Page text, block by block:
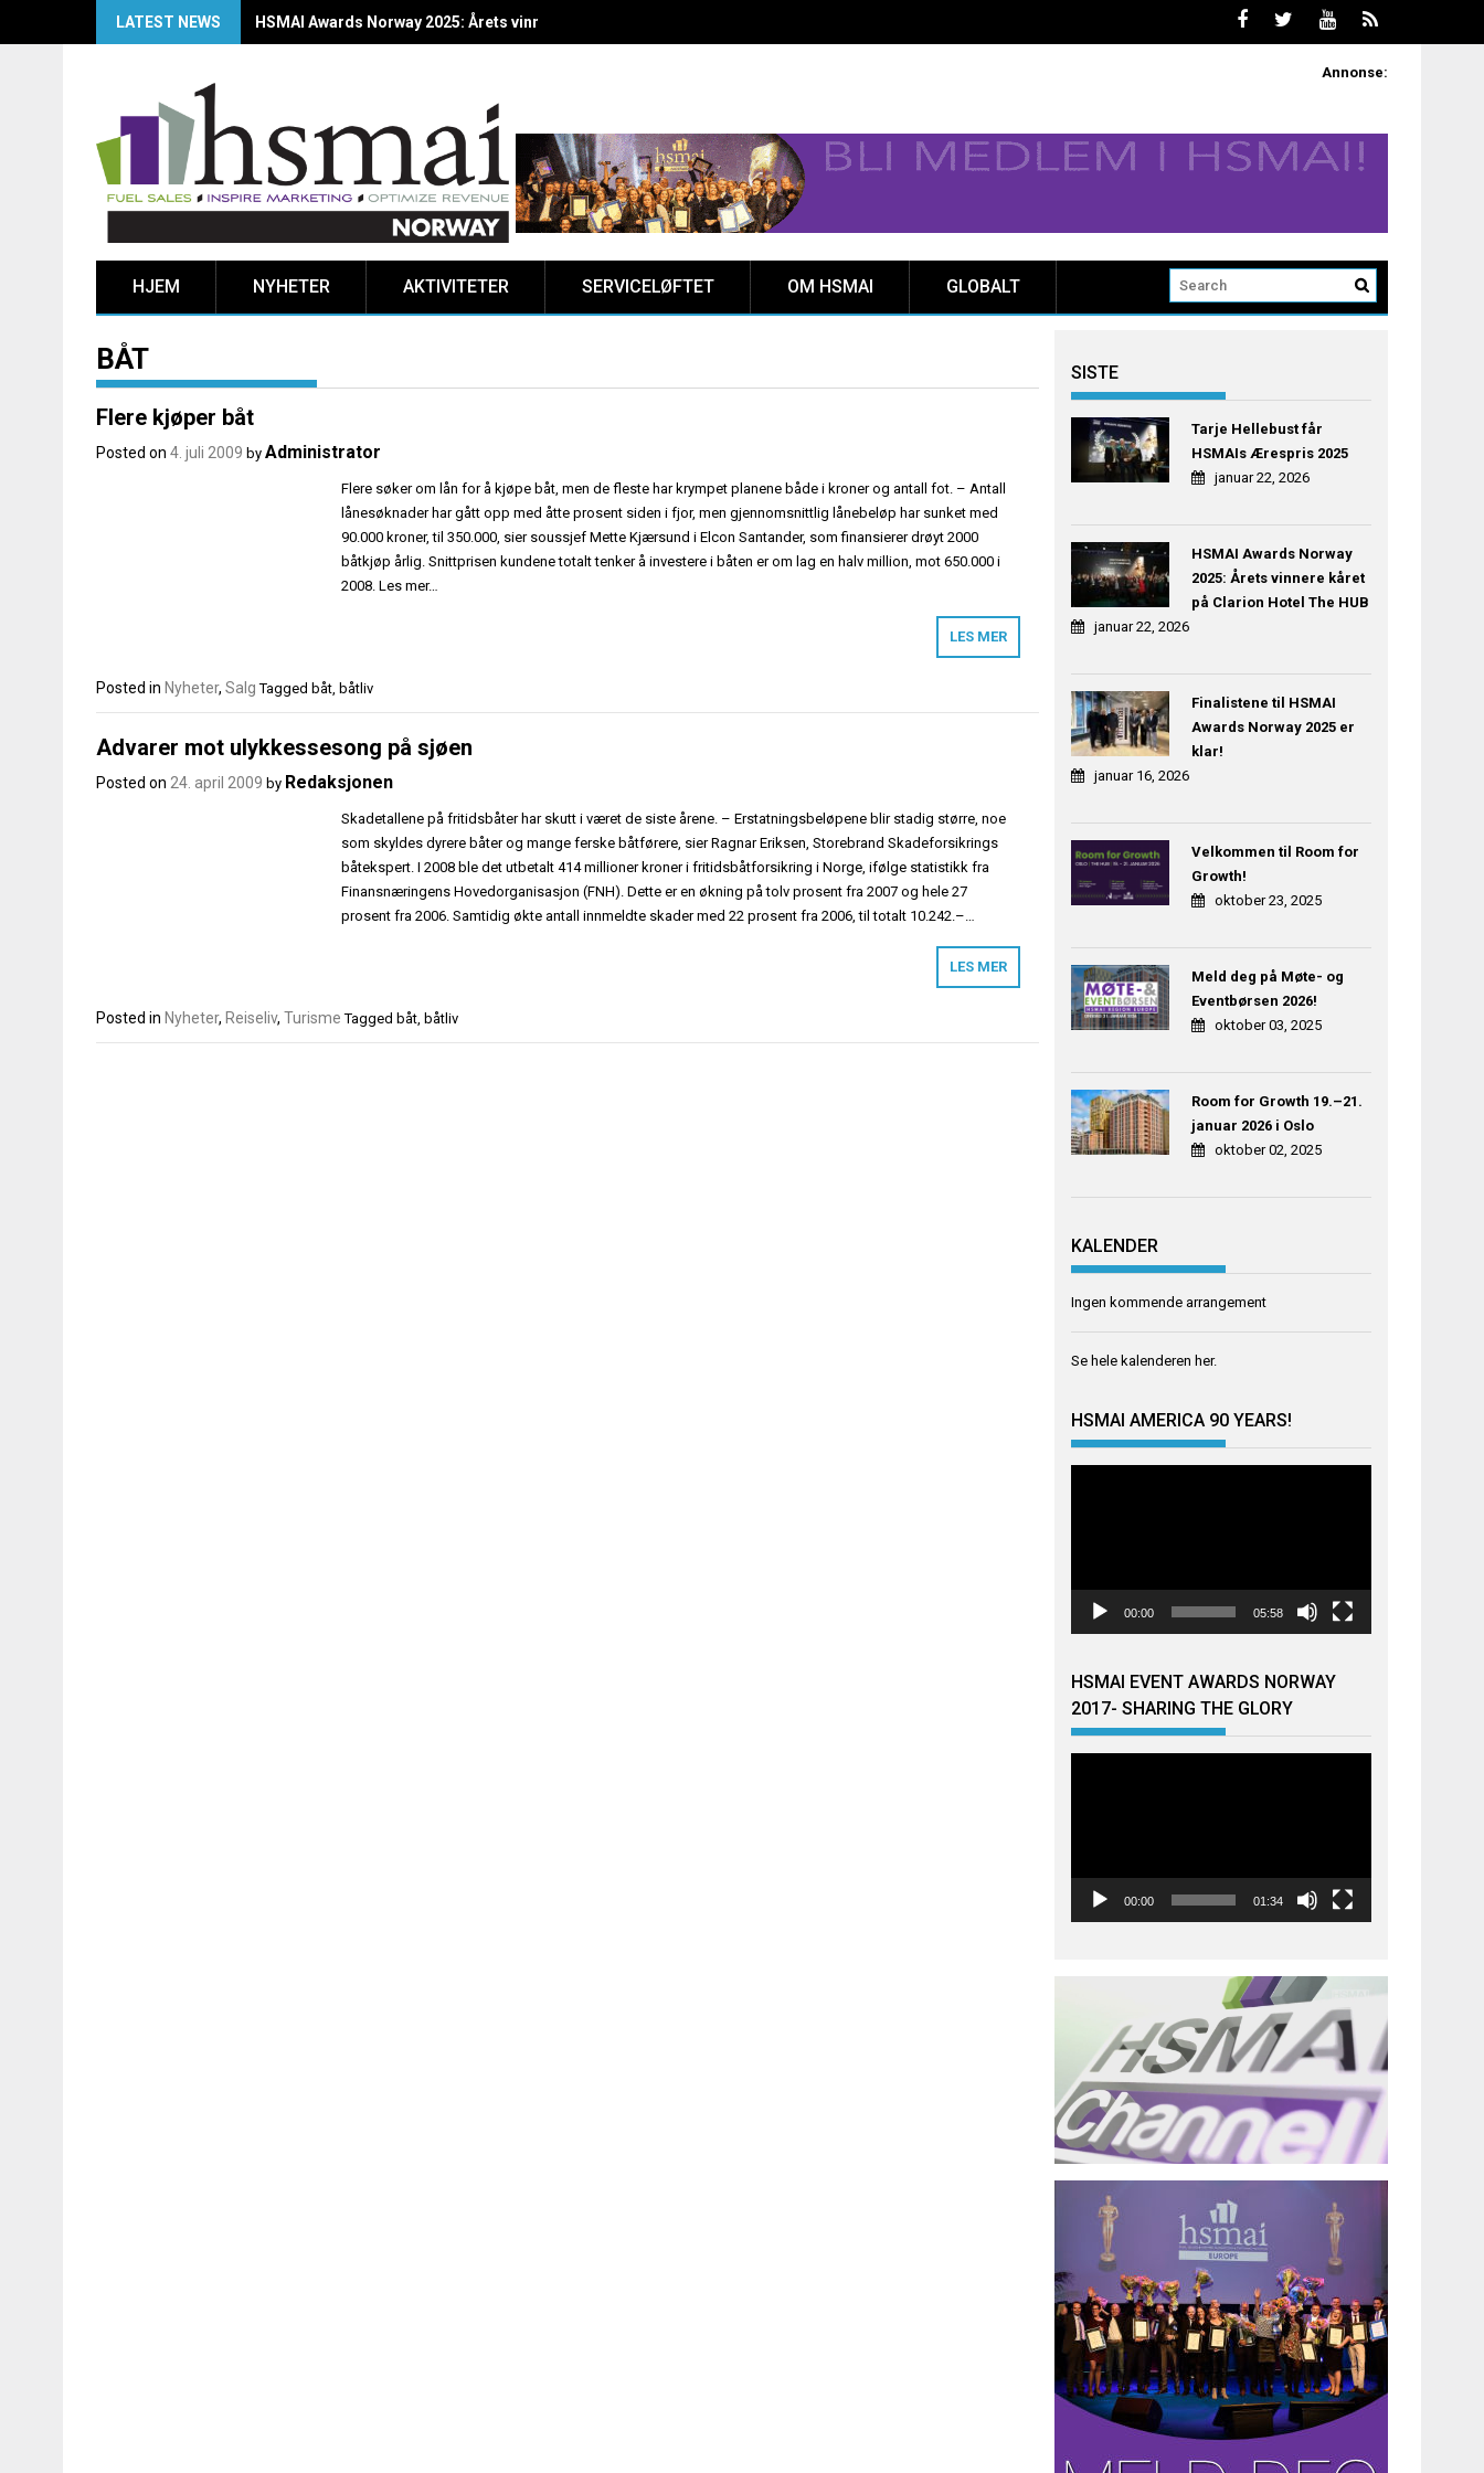
LATEST NEWS Finalistene til HSMAI Awards Norway 2025 er klar!
Annonse:
HJEM NYHETER AKTIVITETER SERVICELØFTET OM HSMAI GLOBALT
BÅT
Flere kjøper båt
Posted on 4. juli 2009 by Administrator
Flere søker om lån for å kjøpe båt, men de fleste har krympet planene både i kroner og antall fot. – Antall
lånesøknader har gått opp med åtte prosent siden i fjor, men gjennomsnittlig lånebeløp har sunket med
90.000 kroner, til 350.000, sier soussjef Mette Kjærsund i Elcon Santander, som finansierer drøyt 2000
båtkjøp årlig. Snittprisen kundene totalt tenker å investere i båten er om lag en halv million, mot 650.000 i
2008. Les mer…
LES MER
Posted in Nyheter, Salg Tagged båt, båtliv
Advarer mot ulykkessesong på sjøen
Posted on 24. april 2009 by Redaksjonen
Skadetallene på fritidsbåter har skutt i været de siste årene. – Erstatningsbeløpene blir stadig større, noe
som skyldes dyrere båter og mange ferske båtførere, sier Ragnar Eriksen, Storebrand Skadeforsikrings
båtekspert. I 2008 ble det utbetalt 414 millioner kroner i fritidsbåtforsikring i Norge, ifølge statistikk fra
Finansnæringens Hovedorganisasjon (FNH). Dette er en økning på tolv prosent fra 2007 og hele 27
prosent fra 2006. Samtidig økte antall innmeldte skader med 22 prosent fra 2006, til totalt 10.242.–…
LES MER
Posted in Nyheter, Reiseliv, Turisme Tagged båt båtliv
SISTE
Tarje Hellebust får
HSMAIs Ærespris 2025
januar 22, 2026
HSMAI Awards Norway
2025: Årets vinnere kåret
på Clarion Hotel The HUB
januar 22, 2026
Finalistene til HSMAI
Awards Norway 2025 er
klar!
januar 16, 2026
Velkommen til Room for
Growth!
oktober 23, 2025
Meld deg på Møte- og
Eventbørsen 2026!
oktober 03, 2025
Room for Growth 19.–21.
januar 2026 i Oslo
oktober 02, 2025
KALENDER
Ingen kommende arrangement
Se hele kalenderen her.
HSMAI AMERICA 90 YEARS!
00:00 05:58
HSMAI EVENT AWARDS NORWAY
2017- SHARING THE GLORY
00:00 01:34